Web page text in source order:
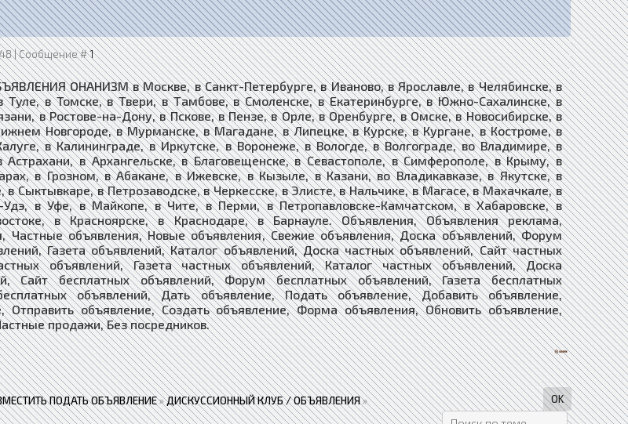
| Сообщение #1
ОНАНИЗМ в Москве, в Санкт-Петербурге, в Иваново, в Ярославле, в Челябинске, в
Туле, в Томске, в Твери, в Тамбове, в Смоленске, в Екатеринбурге, в Южно-Сахалинске, в
в Ростове-на-Дону, в Пскове, в Пензе, в Орле, в Оренбурге, в Омске, в Новосибирске, в
Новгороде, в Мурманске, в Магадане, в Липецке, в Курске, в Кургане, в Костроме, в
в Калининграде, в Иркутске, в Воронеже, в Вологде, в Волгограде, во Владимире, в
Астрахани, в Архангельске, в Благовещенске, в Севастополе, в Симферополе, в Крыму, в
в Грозном, в Абакане, в Ижевске, в Кызыле, в Казани, во Владикавказе, в Якутске, в
Сыктывкаре, в Петрозаводске, в Черкесске, в Элисте, в Нальчике, в Магасе, в Махачкале, в
Удэ, в Уфе, в Майкопе, в Чите, в Перми, в Петропавловске-Камчатском, в Хабаровске, в
в Красноярске, в Краснодаре, в Барнауле. Объявления, Объявления реклама,
Частные объявления, Новые объявления, Свежие объявления, Доска объявлений, Форум
Газета объявлений, Каталог объявлений, Доска частных объявлений, Сайт частных
объявлений, Газета частных объявлений, Каталог частных объявлений, Доска
​​​Сайт бесплатных объявлений, Форум бесплатных объявлений, Газета бесплатных
объявлений, Дать объявление, Подать объявление, Добавить объявление,
Отправить объявление, Создать объявление, Форма объявления, Обновить объявление,
продажи, Без посредников.
ПОДАТЬ ОБЪЯВЛЕНИЕ»ДИСКУССИОННЫЙ КЛУБ / ОБЪЯВЛЕНИЯ»